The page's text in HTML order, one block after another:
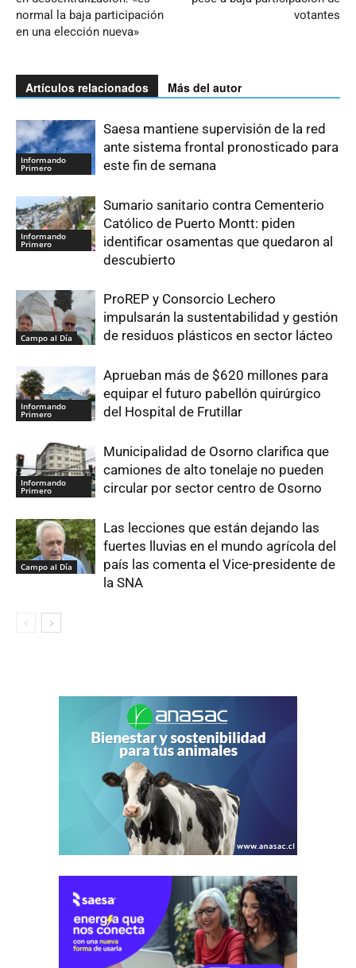
normal la baja participación
en una elección nueva»
votantes
Artículos relacionados Más del autor
Informando
Primero
Saesa mantiene supervisión de la red
ante sistema frontal pronosticado para
este fin de semana
Informando
Primero
Sumario sanitario contra Cementerio
Católico de Puerto Montt: piden
identificar osamentas que quedaron al
descubierto
Campo al Día
ProREP y Consorcio Lechero
impulsarán la sustentabilidad y gestión
de residuos plásticos en sector lácteo
Informando
Primero
Aprueban más de $620 millones para
equipar el futuro pabellón quirúrgico
del Hospital de Frutillar
Informando
Primero
Municipalidad de Osorno clarifica que
camiones de alto tonelaje no pueden
circular por sector centro de Osorno
Campo al Día
Las lecciones que están dejando las
fuertes lluvias en el mundo agrícola del
país las comenta el Vice-presidente de
la SNA